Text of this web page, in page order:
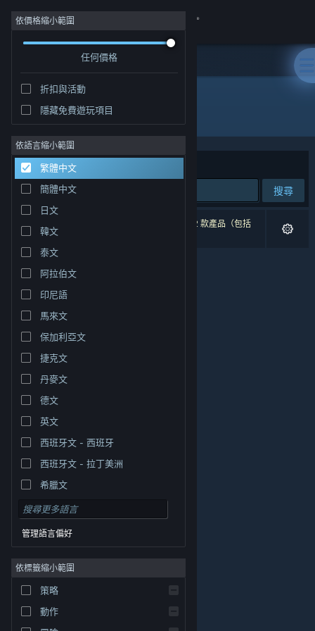
登入
社群
關於
客服
變更語言
取得 Steam 行動應用程式
檢視電腦版網頁
權人在美國與其它國家（地區）之財產。
Cookie
依價格縮小範圍
任何價格
折扣與活動
隱藏免費遊玩項目
依語言縮小範圍
繁體中文
簡體中文
日文
韓文
泰文
阿拉伯文
印尼語
馬來文
保加利亞文
捷克文
丹麥文
德文
英文
西班牙文 - 西班牙
西班牙文 - 拉丁美洲
希臘文
管理語言偏好
依標籤縮小範圍
策略
動作
"The Vagabond Emperor"
排序依據 相關性
搜尋
0 項相符的搜尋結果。 已根據您的偏好設定排除 2 款產品（包括
The Vagabond Emperor